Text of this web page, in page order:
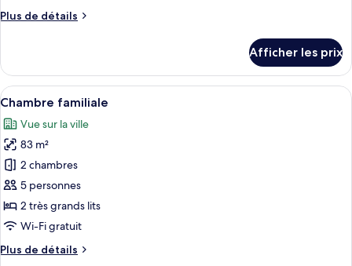
chambre :
vue
sur
la
mer
Plus de détails
Plus
Suite
Junior,
vue
la
mer
Afficher les prix
Afficher
toutes
les
photos
pour
ce
type
de
chambre :
Chambre
Une chambre d’hôtel moderne
14
Chambre familiale
Vue sur la ville
83 m²
2 chambres
5 personnes
2 très grands lits
Wi-Fi gratuit
Plus de détails
Plus